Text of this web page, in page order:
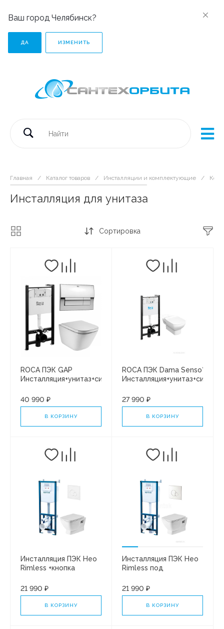
Ваш город Челябинск?
ДА ИЗМЕНИТЬ
Главная / Каталог товаров / Инсталляции и комплектующие /
Инсталляция для унитаза
Сортировка
ROCA ПЭК GAP
Инсталляция+унитаз+сиденье+кнопка
40 990 ₽
В КОРЗИНУ
ROCA ПЭК Dama Senso*
27 990 ₽
В КОРЗИНУ
Инсталляция ПЭК Нео
Rimless +кнопка
сиденье SC
1WH501758
21 990 ₽
В КОРЗИНУ
Инсталляция ПЭК Нео
Rimless под
+сиденье SC
1WH501572
21 990 ₽
В КОРЗИНУ